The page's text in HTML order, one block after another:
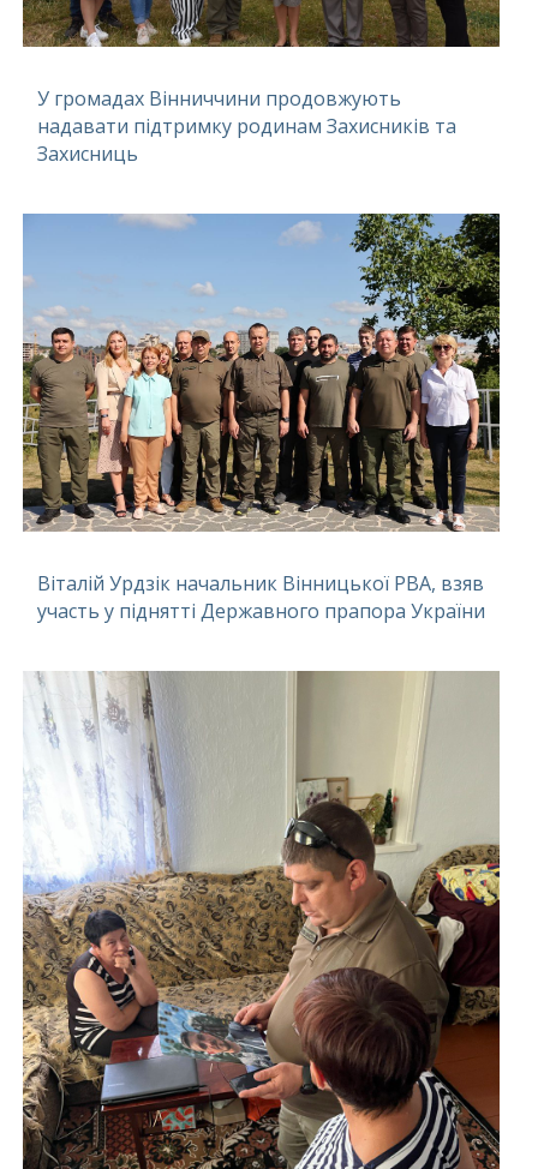
У громадах Вінниччини продовжують
надавати підтримку родинам Захисників та
Захисниць
Віталій Урдзік начальник Вінницької РВА, взяв
участь у піднятті Державного прапора України